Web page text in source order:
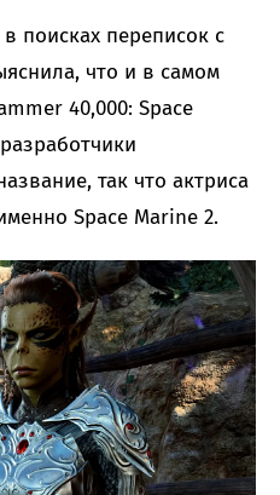
поисках переписок с
что и в самом
40,000: Space
так что актриса
Space Marine 2.